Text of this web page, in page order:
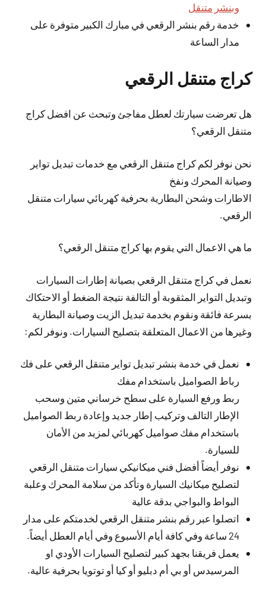
وبنشر متنقل
خدمة رقم بنشر الرقعي في مبارك الكبير متوفرة على
مدار الساعة
كراج متنقل الرقعي
هل تعرضت سيارتك لعطل مفاجئ وتبحث عن افضل كراج
متنقل الرقعي؟
نحن نوفر لكم كراج متنقل الرقعي مع خدمات تبديل تواير
وصيانة المحرك ونفخ
الاطارات وشحن البطارية بحرفية كهربائي سيارات متنقل
الرقعي.
ما هي الاعمال التي يقوم بها كراج متنقل الرقعي؟
نعمل في كراج متنقل الرقعي بصيانة إطارات السيارات
وتبديل التواير المثقوبة أو التالفة نتيجة الضغط أو الاحتكاك
بسرعة فائقة ونقوم بخدمة تبديل الزيت وصيانة البطارية
وغيرها من الاعمال المتعلقة بتصليح السيارات. ونوفر لكم:
نعمل في خدمة بنشر تبديل تواير متنقل الرقعي على فك
رباط الصواميل باستخدام مفك
ربط ورفع السيارة على سطح خرساني متين وسحب
الإطار التالف وتركيب إطار جديد وإعادة ربط الصواميل
باستخدام مفك صواميل كهربائي لمزيد من الأمان
للسيارة.
نوفر أيضاً أفضل فني ميكانيكي سيارات متنقل الرقعي
لتصليح ميكانيك السيارة وتأكد من سلامة المحرك وعلبة
البواط والبواجي بدقة عالية
اتصلوا عبر رقم بنشر متنقل الرقعي لخدمتكم على مدار
24 ساعة وفي كافة أيام الأسبوع وفي أيام العطل أيضاً.
يعمل فريقنا بجهد كبير لتصليح السيارات الأودي او
المرسيدس أو بي أم دبليو أو كيا أو توتويا بحرفية عالية.